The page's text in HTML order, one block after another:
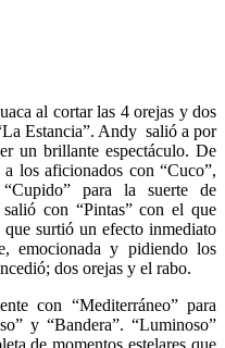
al cortar las 4 orejas y dos
Estancia”. Andy salió a por
un brillante espectáculo. De
los aficionados con “Cuco”,
para la suerte de
con “Pintas” con el que
surtió un efecto inmediato
emocionada y pidiendo los
dos orejas y el rabo.
con “Mediterráneo” para
y “Bandera”. “Luminoso”
de momentos estelares que